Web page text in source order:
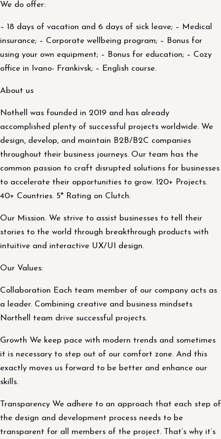
We do offer:
– 18 days of vacation and 6 days of sick leave; – Medical
insurance; – Corporate wellbeing program; – Bonus for
using your own equipment; – Bonus for education; – Cozy
office in Ivano- Frankivsk; – English course.
About us
Nothell was founded in 2019 and has already
accomplished plenty of successful projects worldwide. We
design, develop, and maintain B2B/B2C companies
throughout their business journeys. Our team has the
common passion to craft disrupted solutions for businesses
to accelerate their opportunities to grow. 120+ Projects.
40+ Countries. 5* Rating on Clutch.
Our Mission. We strive to assist businesses to tell their
stories to the world through breakthrough products with
intuitive and interactive UX/UI design.
Our Values:
Collaboration Each team member of our company acts as
a leader. Combining creative and business mindsets
Northell team drive successful projects.
Growth We keep pace with modern trends and sometimes
it is necessary to step out of our comfort zone. And this
exactly moves us forward to be better and enhance our
skills.
Transparency We adhere to an approach that each step of
the design and development process needs to be
transparent for all members of the project. That’s why it’s